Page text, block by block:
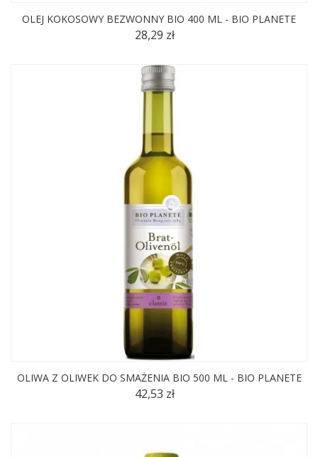
OLEJ KOKOSOWY BEZWONNY BIO 400 ML - BIO PLANETE
28,29 zł
OLIWA Z OLIWEK DO SMAŻENIA BIO 500 ML - BIO PLANETE
42,53 zł